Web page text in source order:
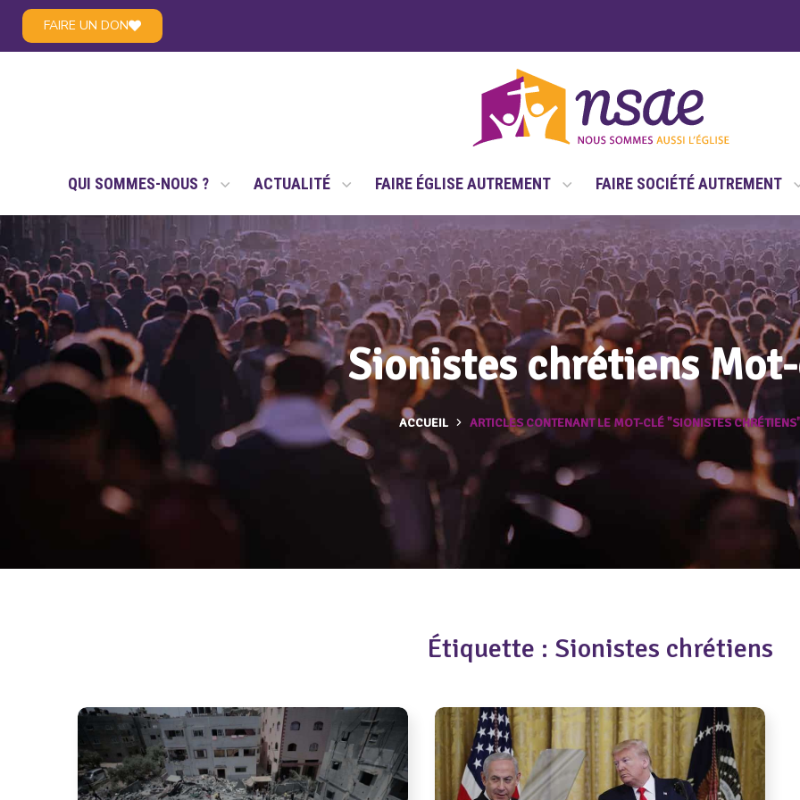
FAIRE UN DON
QUI SOMMES-NOUS ? ACTUALITÉ FAIRE ÉGLISE AUTREMENT FAIRE SOCIÉTÉ AUTREMENT
LE RÉSEAU NSAE
Sionistes chrétiens
ACCUEIL ARTICLES CONTENANT LE MOT-CLÉ "SIONISTES
Étiquette : Sionistes chrétiens